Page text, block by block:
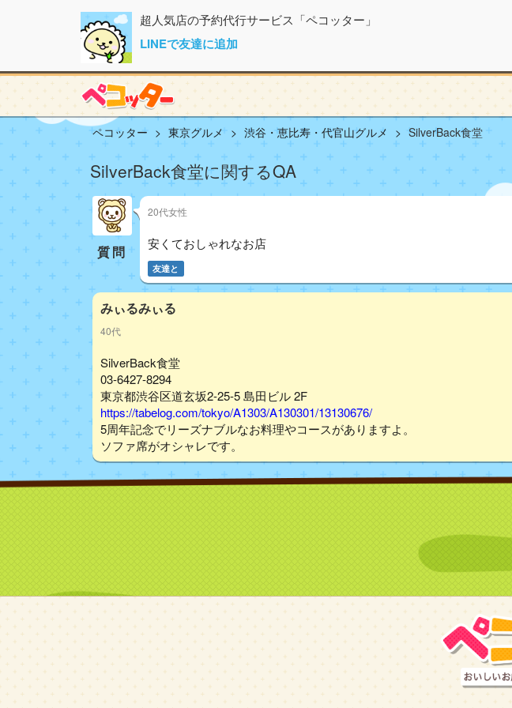
超人気店の予約代行サービス「ペコッター」
LINEで友達に追加
ペコッター 東京グルメ 渋谷・恵比寿・代官山グルメ SilverBack食堂
SilverBack食堂に関するQA
質問
20代女性
安くておしゃれなお店
友達と
みぃるみぃる
40代
SilverBack食堂
03-6427-8294
東京都渋谷区道玄坂2-25-5 島田ビル 2F
https://tabelog.com/tokyo/A1303/A130301/13130676/
5周年記念でリーズナブルなお料理やコースがありますよ。
ソファ席がオシャレです。